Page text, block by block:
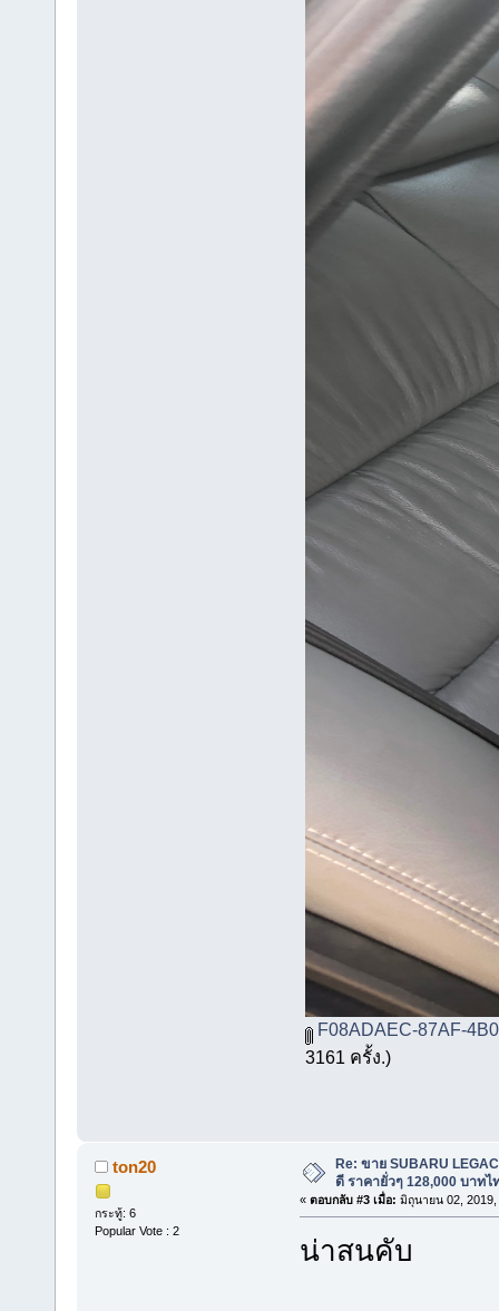
F08ADAEC-87AF-
3161 ครั้ง.)
ton20
กระทู้: 6
Popular Vote : 2
Re: ขาย SUBARU
ดี ราคายั่วๆ 128,000 บาทไ
« ตอบกลับ #3 เมื่อ: มิถุนายน 02, 2019,
น่าสนคับ